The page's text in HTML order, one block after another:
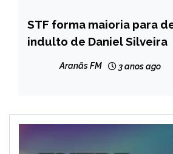
BRASIL
NOTÍCIAS
STF forma maioria para
indulto de Daniel Silveira
Aranãs FM 3 anos ago